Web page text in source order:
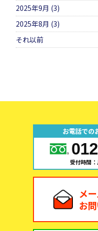
2025年9月 (3)
2025年8月 (3)
それ以前
お電話での
受付時間
メ
お